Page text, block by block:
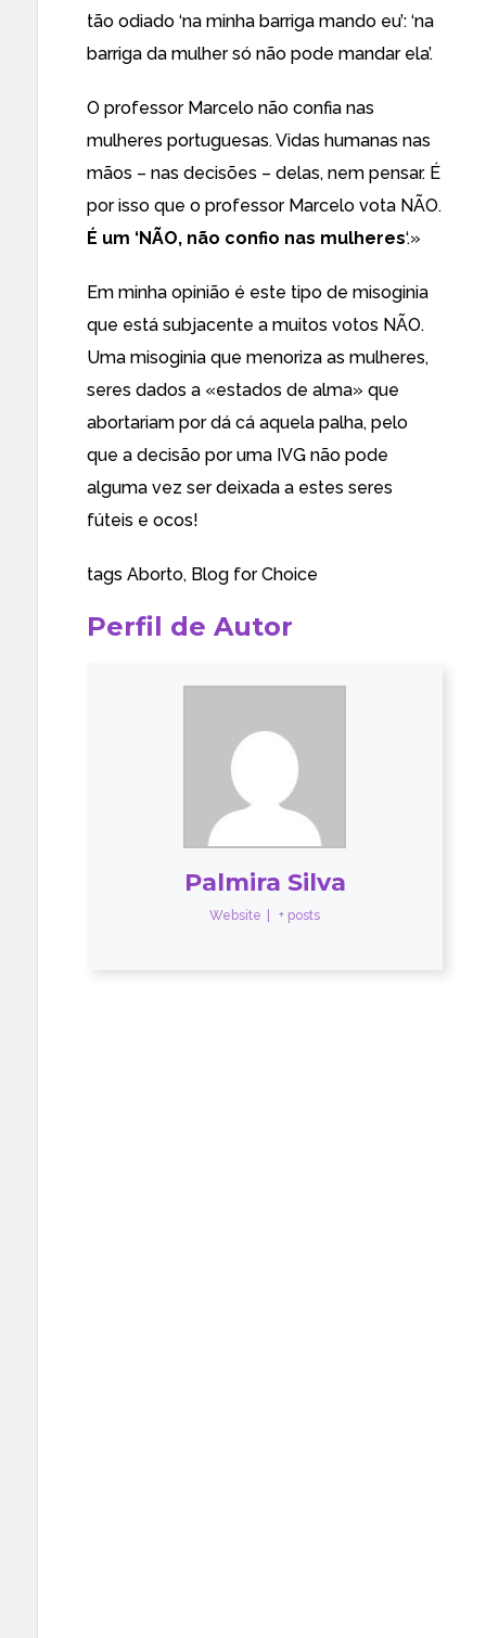
tão odiado ‘na minha barriga mando eu’: ‘na
barriga da mulher só não pode mandar ela’.
O professor Marcelo não confia nas
mulheres portuguesas. Vidas humanas nas
mãos – nas decisões – delas, nem pensar. É
por isso que o professor Marcelo vota NÃO.
É um ‘NÃO, não confio nas mulheres‘.»
Em minha opinião é este tipo de misoginia
que está subjacente a muitos votos NÃO.
Uma misoginia que menoriza as mulheres,
seres dados a «estados de alma» que
abortariam por dá cá aquela palha, pelo
que a decisão por uma IVG não pode
alguma vez ser deixada a estes seres
fúteis e ocos!
tags Aborto, Blog for Choice
Perfil de Autor
Palmira Silva
Website + posts